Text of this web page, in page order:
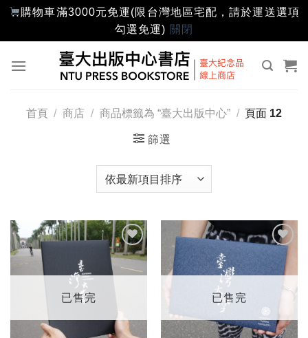
購物車滿3000元免運(限台灣地區宅配，請於運送選項
勾選免運) 關閉
首頁 / 商店 / 商品標籤為 “臺大出版中心” / 頁面 12
篩選
加入
望輕
已售完
加入
「願
望輕
已售完